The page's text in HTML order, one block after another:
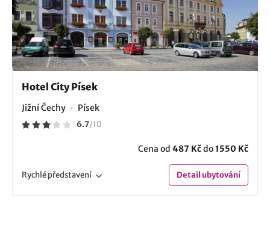
Hotel City Písek
Jižní Čechy Písek
6.7/10
Cena od 487 Kčdo1550 Kč
Rychlépředstavení Detailubytování